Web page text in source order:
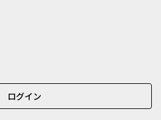
ログイン